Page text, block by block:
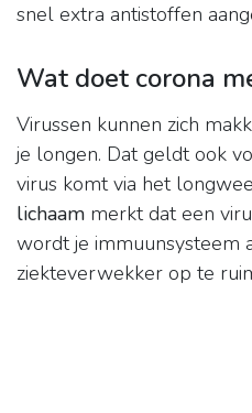
snel extra antistoffen
Wat doet corona
Virussen kunnen zich
je longen. Dat geldt ook
virus komt via het
lichaam merkt dat een
wordt je immuunsysteem
ziekteverwekker op te